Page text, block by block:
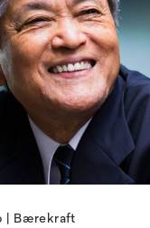
| Bærekraft